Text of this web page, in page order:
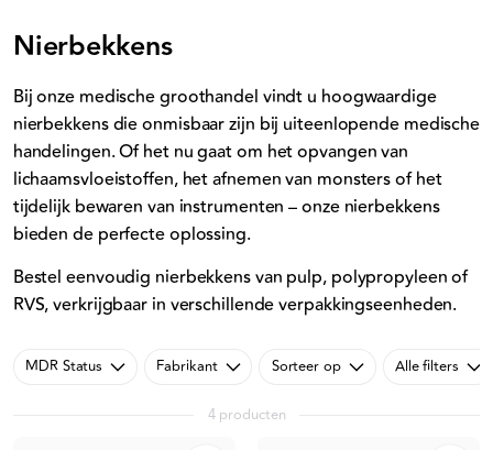
Nierbekkens
Bij onze medische groothandel vindt u hoogwaardige
nierbekkens die onmisbaar zijn bij uiteenlopende medische
handelingen. Of het nu gaat om het opvangen van
lichaamsvloeistoffen, het afnemen van monsters of het
tijdelijk bewaren van instrumenten – onze nierbekkens
bieden de perfecte oplossing.
Bestel eenvoudig nierbekkens van pulp, polypropyleen of
RVS, verkrijgbaar in verschillende verpakkingseenheden.
MDR Status Fabrikant Sorteer op Alle filters
4 producten